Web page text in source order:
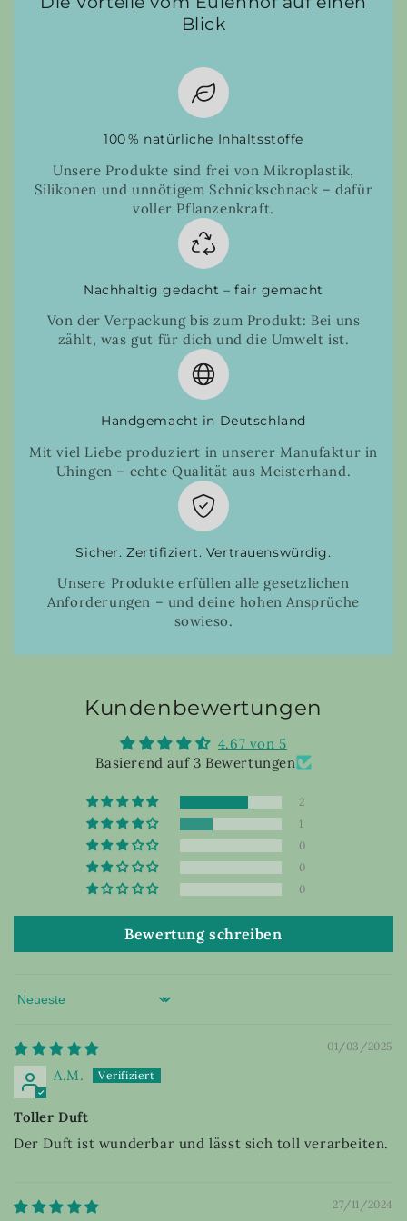
Blick
100 % natürliche Inhaltsstoffe
Unsere Produkte sind frei von Mikroplastik,
Silikonen und unnötigem Schnickschnack – dafür
voller Pflanzenkraft.
Nachhaltig gedacht – fair gemacht
Von der Verpackung bis zum Produkt: Bei uns
zählt, was gut für dich und die Umwelt ist.
Handgemacht in Deutschland
Mit viel Liebe produziert in unserer Manufaktur in
Uhingen – echte Qualität aus Meisterhand.
Sicher. Zertifiziert. Vertrauenswürdig.
Unsere Produkte erfüllen alle gesetzlichen
Anforderungen – und deine hohen Ansprüche
sowieso.
Kundenbewertungen
4.67 von 5
Basierend auf 3 Bewertungen
2
1
0
0
0
Bewertung schreiben
Sort by
01/03/2025
A.M.
Toller Duft
Der Duft ist wunderbar und lässt sich toll verarbeiten.
27/11/2024